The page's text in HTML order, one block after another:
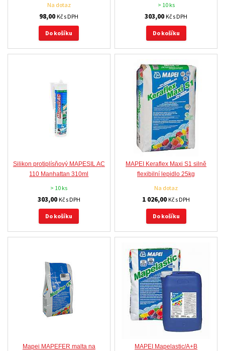
Na dotaz
98,00Kč s DPH
Do košíku
> 10 ks
303,00Kč s DPH
Do košíku
Silikon protiplísňový MAPESIL AC
110 Manhattan 310ml
> 10 ks
303,00 Kč s DPH
Do košíku
MAPEI Keraflex Maxi S1 silně
flexibilní lepidlo 25kg
Na dotaz
1 026,00Kč s DPH
Do košíku
Mapei MAPEFER malta na
MAPEI Mapelastic/A+B